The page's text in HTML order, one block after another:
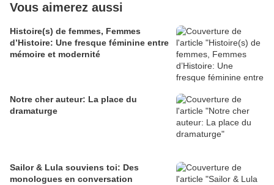
Vous aimerez aussi
Histoire(s) de femmes, Femmes
d’Histoire: Une fresque féminine entre
mémoire et modernité
Notre cher auteur: La place du
dramaturge
Sailor & Lula souviens toi: Des
monologues en conversation